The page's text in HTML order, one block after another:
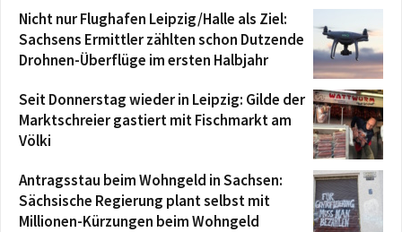
Nicht nur Flughafen Leipzig/Halle als Ziel:
Sachsens Ermittler zählten schon Dutzende
Drohnen-Überflüge im ersten Halbjahr
Seit Donnerstag wieder in Leipzig: Gilde der
Marktschreier gastiert mit Fischmarkt am
Völki
Antragsstau beim Wohngeld in Sachsen:
Sächsische Regierung plant selbst mit
Millionen-Kürzungen beim Wohngeld